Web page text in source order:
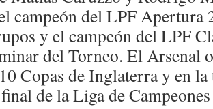
campeón del LPF Apertura
y el campeón del LPF
del Torneo. El Arsenal
Copas de Inglaterra y en
de la Liga de